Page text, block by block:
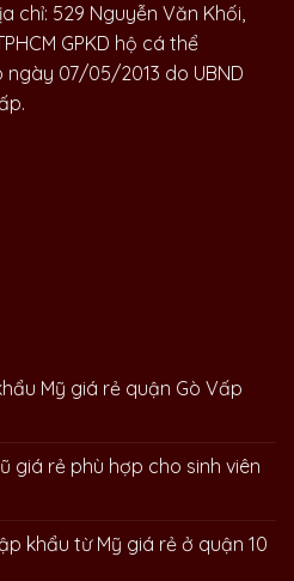
chỉ: 529 Nguyễn Văn Khối,
GPKD hộ cá thể
ngày 07/05/2013 do UBND
Mỹ giá rẻ quận Gò Vấp
giá rẻ phù hợp cho sinh viên
khẩu từ Mỹ giá rẻ ở quận 10